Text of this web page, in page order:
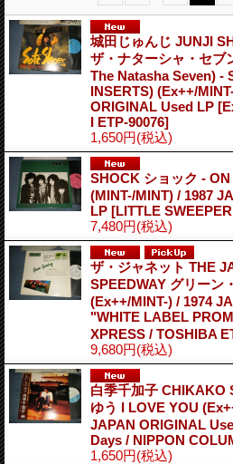
城田じゅんじ JUNJI
ザ・ナターシャ・セブ
The Natasha Seven) -
INSERTS) (Ex++/
ORIGINAL Used LP
I ETP-90076]
1,650円(税込)
SHOCK ショック -
(MINT-/MINT) / 1987
LP [LITTLE
7,480円(税込)
ザ・ジャネット THE
SPEEDWAY グリーン
(Ex++/MINT-) / 1974
"WHITE LABEL
XPRESS / TOSHIBA
9,680円(税込)
白季千加子 CHIKAKO
ゆう I LOVE YOU
JAPAN ORIGINAL
Days / NIPPON
1,650円(税込)